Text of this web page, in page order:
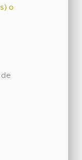
o
de